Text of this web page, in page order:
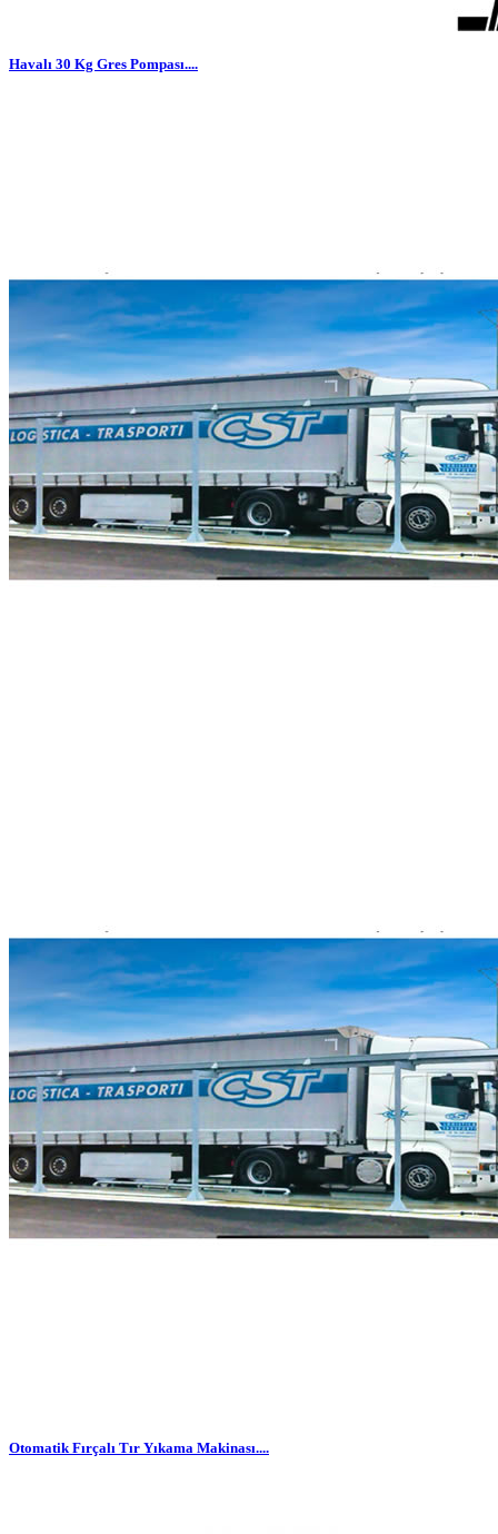
Havalı 30 Kg Gres Pompası....
Otomatik Fırçalı Tır Yıkama Makinası....